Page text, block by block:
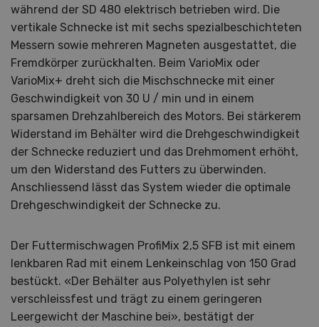
während der SD 480 elektrisch betrieben wird. Die
vertikale Schnecke ist mit sechs spezialbeschichteten
Messern sowie mehreren Magneten ausgestattet, die
Fremdkörper zurückhalten. Beim VarioMix oder
VarioMix+ dreht sich die Mischschnecke mit einer
Geschwindigkeit von 30 U / min und in einem
sparsamen Drehzahlbereich des Motors. Bei stärkerem
Widerstand im Behälter wird die Drehgeschwindigkeit
der Schnecke reduziert und das Drehmoment erhöht,
um den Widerstand des Futters zu überwinden.
Anschliessend lässt das System wieder die optimale
Drehgeschwindigkeit der Schnecke zu.
Der Futtermischwagen ProfiMix 2,5 SFB ist mit einem
lenkbaren Rad mit einem Lenkeinschlag von 150 Grad
bestückt. «Der Behälter aus Polyethylen ist sehr
verschleissfest und trägt zu einem geringeren
Leergewicht der Maschine bei», bestätigt der